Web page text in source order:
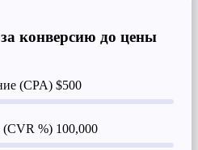
конверсию до цены
(CPA) $500
(CVR %) 100,000